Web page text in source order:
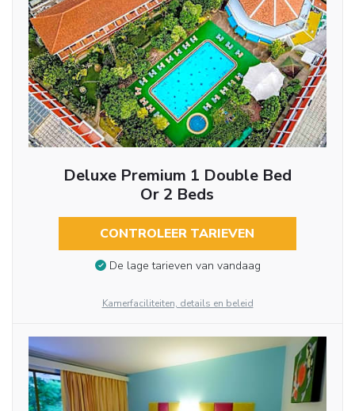
Deluxe Premium 1 Double Bed
Or 2 Beds
CONTROLEER TARIEVEN
De lage tarieven van vandaag
Kamerfaciliteiten, details en beleid